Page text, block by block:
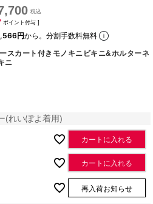
ポイント付与 ]
円から。分割手数料無料
スカート付きモノキニビキニ&ホルターネ
ニ
(れいぽよ着用)
カートに入れる
カートに入れる
再入荷お知らせ